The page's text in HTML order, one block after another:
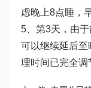
虑晚上8点睡，
5、第3天，由
可以继续延后至
理时间已完全调